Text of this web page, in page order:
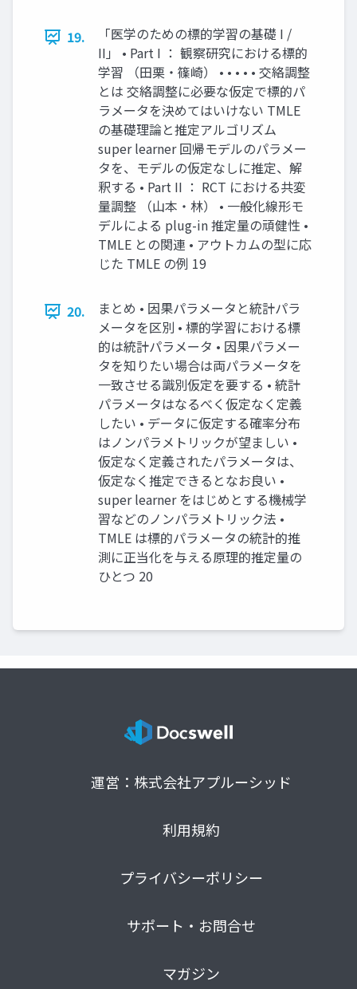
19.
「医学のための標的学習の基礎 I /
II」 • Part I ： 観察研究における標的
学習 （田栗・篠崎） • • • • • 交絡調整
とは 交絡調整に必要な仮定で標的パ
ラメータを決めてはいけない TMLE
の基礎理論と推定アルゴリズム
super learner 回帰モデルのパラメー
タを、モデルの仮定なしに推定、解
釈する • Part II ： RCT における共変
量調整 （山本・林） • 一般化線形モ
デルによる plug-in 推定量の頑健性 •
TMLE との関連 • アウトカムの型に応
じた TMLE の例 19
20.
まとめ • 因果パラメータと統計パラ
メータを区別 • 標的学習における標
的は統計パラメータ • 因果パラメー
タを知りたい場合は両パラメータを
一致させる識別仮定を要する • 統計
パラメータはなるべく仮定なく定義
したい • データに仮定する確率分布
はノンパラメトリックが望ましい •
仮定なく定義されたパラメータは、
仮定なく推定できるとなお良い •
super learner をはじめとする機械学
習などのノンパラメトリック法 •
TMLE は標的パラメータの統計的推
測に正当化を与える原理的推定量の
ひとつ 20
運営：株式会社アプルーシッド
利用規約
プライバシーポリシー
サポート・お問合せ
マガジン